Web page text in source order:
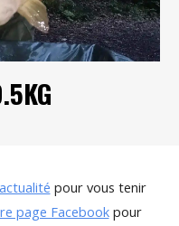
actualité pour vous tenir
page Facebookpour